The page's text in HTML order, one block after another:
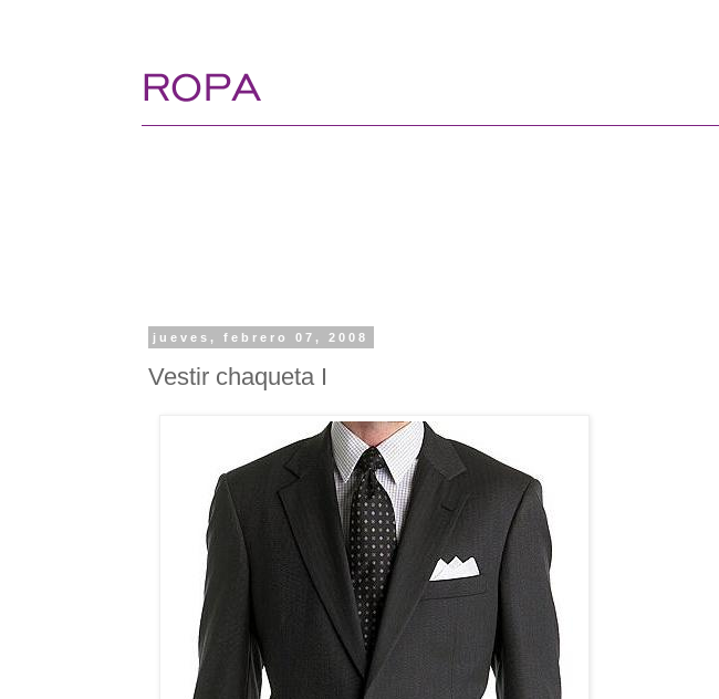
jueves, febrero 07, 2008
Vestir chaqueta I